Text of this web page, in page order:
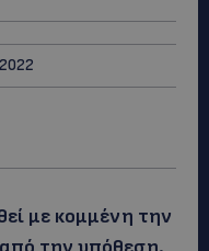
με κομμένη την